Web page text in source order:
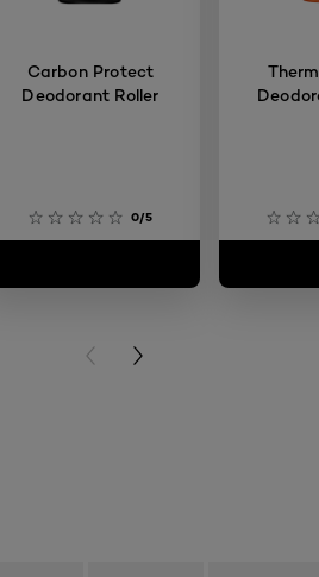
Carbon Protect
Deodorant Roller
0/5
PREVIOUS CARD
NEXT CARD